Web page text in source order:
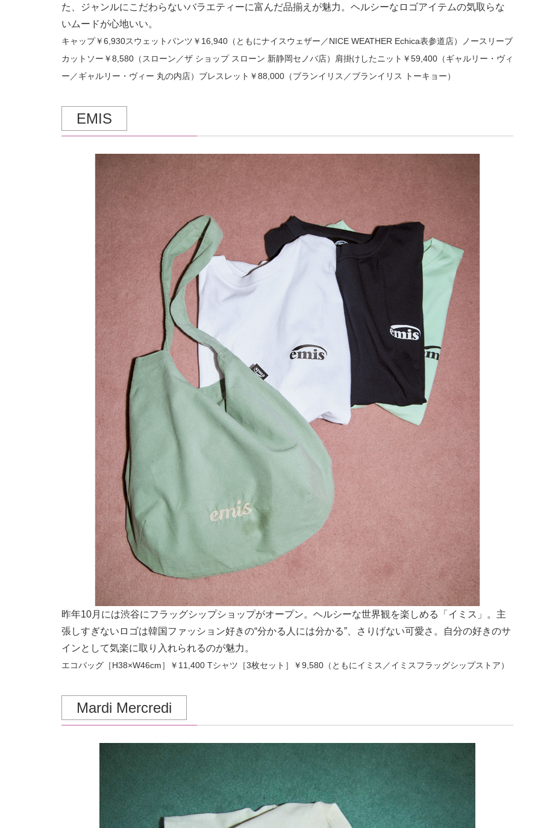
た、ジャンルにこだわらないバラエティーに富んだ品揃えが魅力。ヘルシーなロゴアイテムの気取らな
いムードが心地いい。
キャップ￥6,930スウェットパンツ￥16,940（ともにナイスウェザー／NICE WEATHER Echica表参道店）ノースリーブ
カットソー￥8,580（スローン／ザ ショップ スローン 新静岡セノバ店）肩掛けしたニット￥59,400（ギャルリー・ヴィ
ー／ギャルリー・ヴィー 丸の内店）ブレスレット￥88,000（ブランイリス／ブランイリス トーキョー）
EMIS
昨年10月には渋谷にフラッグシップショップがオープン。ヘルシーな世界観を楽しめる「イミス」。主
張しすぎないロゴは韓国ファッション好きの“分かる人には分かる”、さりげない可愛さ。自分の好きのサ
インとして気楽に取り入れられるのが魅力。
エコバッグ［H38×W46cm］￥11,400 Tシャツ［3枚セット］￥9,580（ともにイミス／イミスフラッグシップストア）
Mardi Mercredi